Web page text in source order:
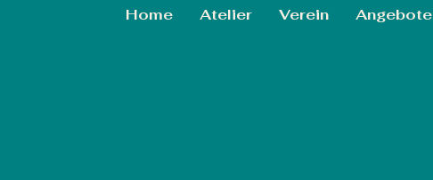
Home Atelier Verein Angebote